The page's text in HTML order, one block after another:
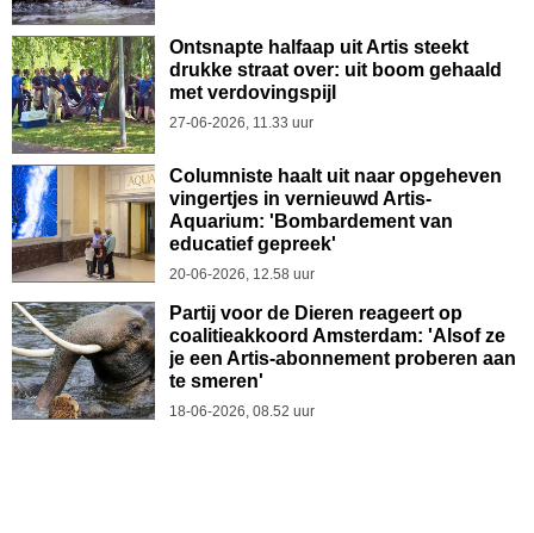
Ontsnapte halfaap uit Artis steekt
drukke straat over: uit boom gehaald
met verdovingspijl
27-06-2026, 11.33 uur
Columniste haalt uit naar opgeheven
vingertjes in vernieuwd Artis-
Aquarium: 'Bombardement van
educatief gepreek'
20-06-2026, 12.58 uur
Partij voor de Dieren reageert op
coalitieakkoord Amsterdam: 'Alsof ze
je een Artis-abonnement proberen aan
te smeren'
18-06-2026, 08.52 uur